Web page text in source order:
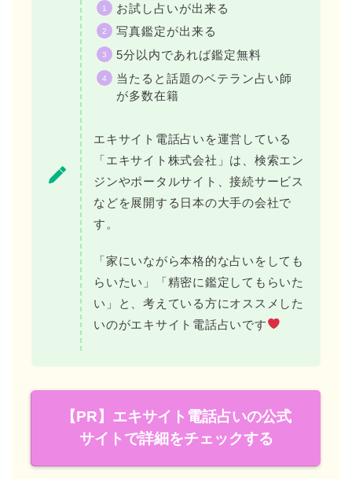
お試し占いが出来る
写真鑑定が出来る
5分以内であれば鑑定無料
当たると話題のベテラン占い師
が多数在籍
エキサイト電話占いを運営している
「エキサイト株式会社」は、検索エン
ジンやポータルサイト、接続サービス
などを展開する日本の大手の会社で
す。
「家にいながら本格的な占いをしても
らいたい」「精密に鑑定してもらいた
い」と、考えている方にオススメした
いのがエキサイト電話占いです
【PR】エキサイト電話占いの公式
サイトで詳細をチェックする